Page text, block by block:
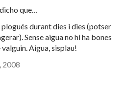
que…
durant dies i dies (potser
Sense aigua no hi ha bones
Aigua, sisplau!
2008